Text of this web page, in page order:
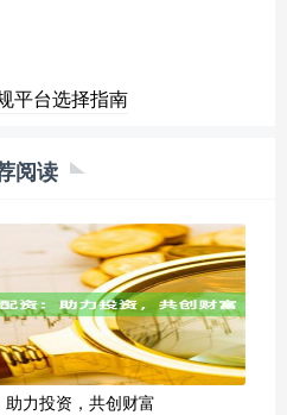
平台选择指南
阅读
力投资，共创财富